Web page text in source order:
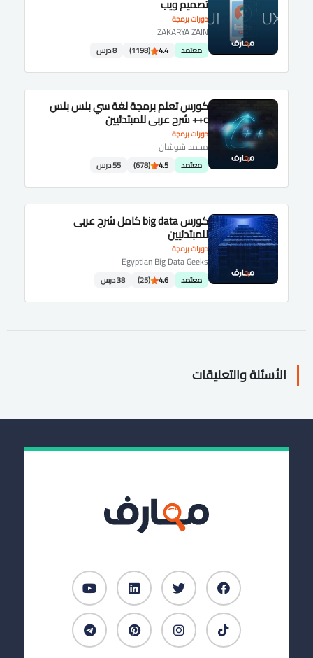
دورات برمجة
تصميم ويب
ZAKARYA ZAIN
معتمد 4.4
(1198) 8 درس
دورات برمجة
كورس تعلم برمجة لغة سي بلس بلس
c++ شرح عربى للمبتدئيين
محمد شوشان
معتمد 4.5
(678) 55 درس
دورات برمجة
كورس big data كامل شرح عربى
للمبتدئيين
Egyptian Big Data Geeks
معتمد 4.6
(25) 38 درس
الأسئلة والتعليقات